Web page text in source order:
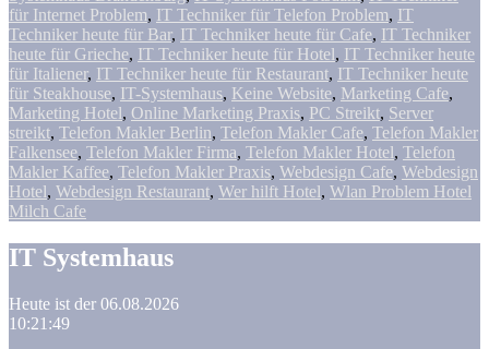
für Internet Problem, IT Techniker für Telefon Problem, IT
Techniker heute für Bar, IT Techniker heute für Cafe, IT Techniker
heute für Grieche, IT Techniker heute für Hotel, IT Techniker heute
für Italiener, IT Techniker heute für Restaurant, IT Techniker heute
für Steakhouse, IT-Systemhaus, Keine Website, Marketing Cafe,
Marketing Hotel, Online Marketing Praxis, PC Streikt, Server
streikt, Telefon Makler Berlin, Telefon Makler Cafe, Telefon Makler
Falkensee, Telefon Makler Firma, Telefon Makler Hotel, Telefon
Makler Kaffee, Telefon Makler Praxis, Webdesign Cafe, Webdesign
Hotel, Webdesign Restaurant, Wer hilft Hotel, Wlan Problem Hotel
Milch Cafe
IT Systemhaus
Heute ist der 06.08.2026
10:21:50